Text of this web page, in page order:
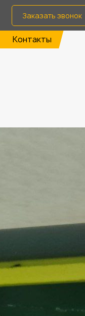
Заказать звонок
Контакты